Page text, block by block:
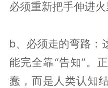
必须重新把手伸进火
b、必须走的弯路：
能完全靠“告知”。
蠢，而是人类认知